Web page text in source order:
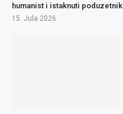
humanist i istaknuti poduzetnik
15. Jula 2026.